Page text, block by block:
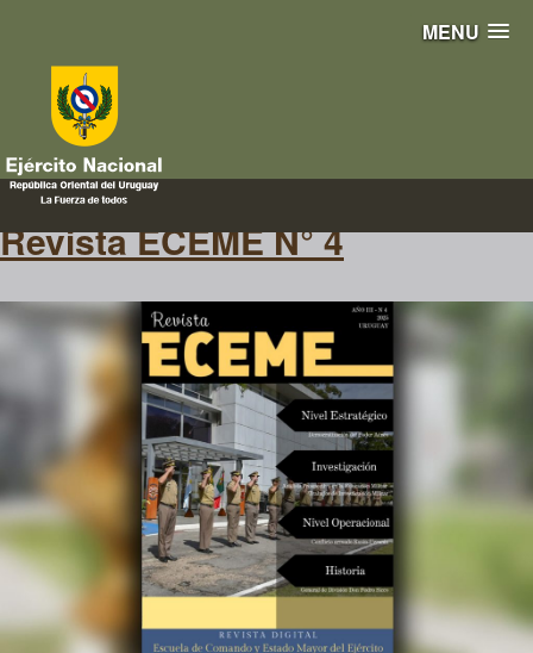
MENU
minerva
Revista ECEME N° 4